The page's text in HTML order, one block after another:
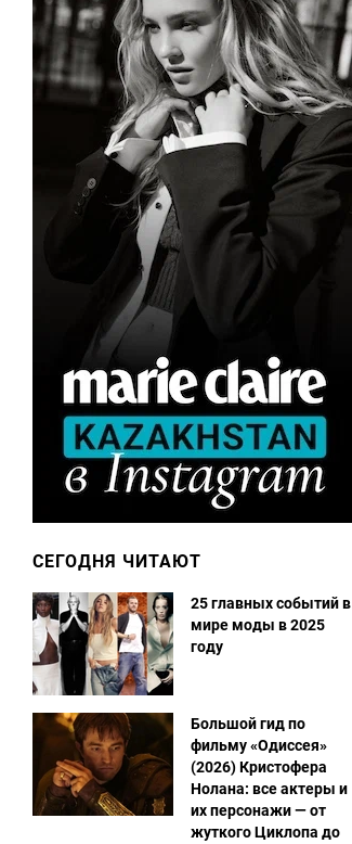
СЕГОДНЯ ЧИТАЮТ
25 главных событий в
мире моды в 2025
году
Большой гид по
фильму «Одиссея»
(2026) Кристофера
Нолана: все актеры и
их персонажи — от
жуткого Циклопа до